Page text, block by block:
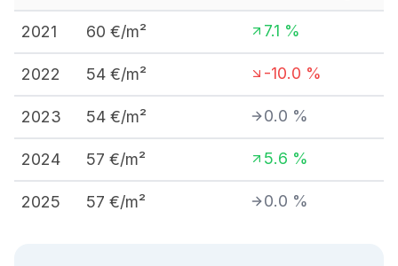
2021 60 €/m² 7.1 %
2022 54 €/m² -10.0 %
2023 54 €/m² 0.0 %
2024 57 €/m² 5.6 %
2025 57 €/m² 0.0 %